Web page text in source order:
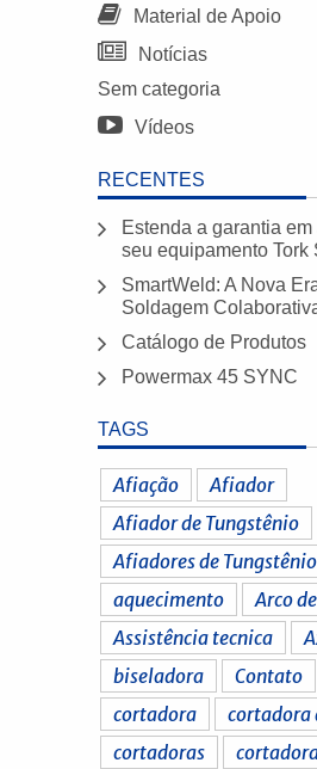
Material de Apoio
Notícias
Sem categoria
Vídeos
RECENTES
Estenda a garantia
seu equipamento Tork
SmartWeld: A Nova
Soldagem
Catálogo de Produtos
Powermax 45 SYNC
TAGS
Afiação
Afiador
Afiador de Tungstênio
Afiadores de Tungstênio
aquecimento
Arco
Assistência tecnica
biseladora
Contato
cortadora
cortadora
cortadoras